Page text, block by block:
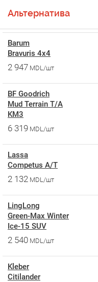
Альтернатива
Barum
Bravuris 4x4
2 947 MDL/шт
BF Goodrich
Mud Terrain T/A
KM3
6 319 MDL/шт
Lassa
Competus A/T
2 132 MDL/шт
LingLong
Green-Max Winter
Ice-15 SUV
2 540 MDL/шт
Kleber
Citilander